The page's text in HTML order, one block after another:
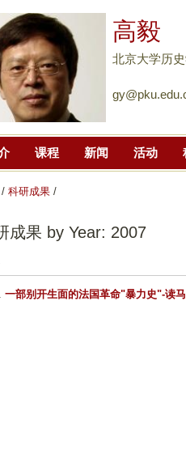
高毅
北京大学历
课程 新闻 活动
/ 科研成果 /
成果 by Year: 2007
. 一部别开生面的法国革命"暴力史"-读